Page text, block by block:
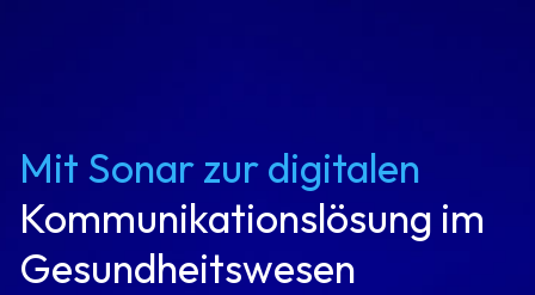
Mit Sonar zur digitalen
Kommunikationslösung im
Gesundheitswesen